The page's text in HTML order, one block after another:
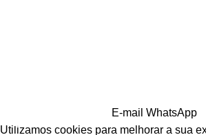
E-mail WhatsApp
Utilizamos cookies para melhorar a sua